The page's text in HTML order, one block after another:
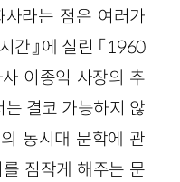
사라는 점은 여러가
간』에 실린 「1960
이종익 사장의 추
는 결코 가능하지 않
동시대 문학에 관
짐작게 해주는 문